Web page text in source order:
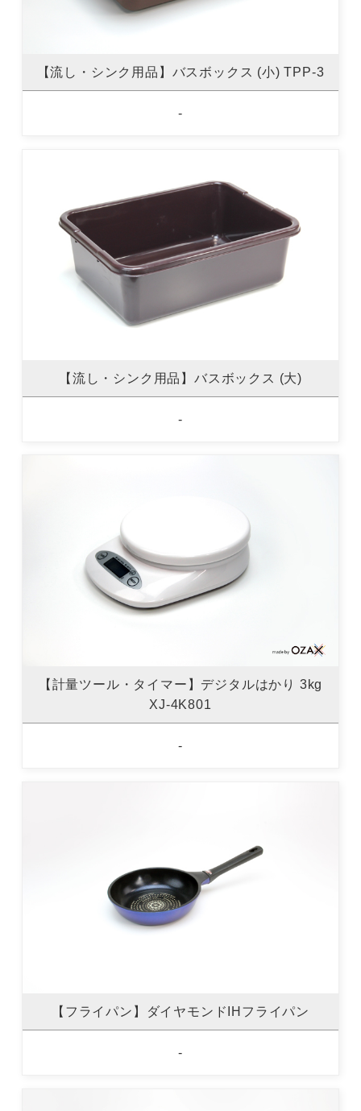
【流し・シンク用品】バスボックス (小) TPP-3
-
【流し・シンク用品】バスボックス (大)
-
【計量ツール・タイマー】デジタルはかり 3kg
XJ-4K801
-
【フライパン】ダイヤモンドIHフライパン
-